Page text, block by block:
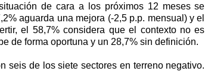
de cara a los próximos 12 meses se
aguarda una mejora (-2,5 p.p. mensual) y el
el 58,7% considera que el contexto no es
de forma oportuna y un 28,7% sin definición.
seis de los siete sectores en terreno negativo.